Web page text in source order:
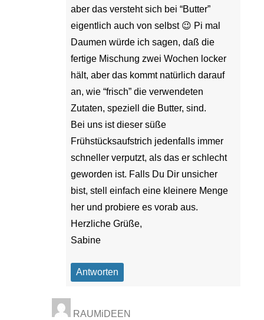
aber das versteht sich bei “Butter”
eigentlich auch von selbst 😉 Pi mal
Daumen würde ich sagen, daß die
fertige Mischung zwei Wochen locker
hält, aber das kommt natürlich darauf
an, wie “frisch” die verwendeten
Zutaten, speziell die Butter, sind.
Bei uns ist dieser süße
Frühstücksaufstrich jedenfalls immer
schneller verputzt, als das er schlecht
geworden ist. Falls Du Dir unsicher
bist, stell einfach eine kleinere Menge
her und probiere es vorab aus.
Herzliche Grüße,
Sabine
Antworten
RAUMiDEEN